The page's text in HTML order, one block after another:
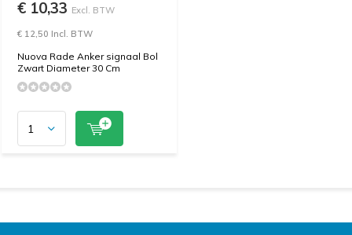
€ 10,33 Excl. BTW
€ 12,50 Incl. BTW
Nuova Rade Anker signaal Bol
Zwart Diameter 30 Cm